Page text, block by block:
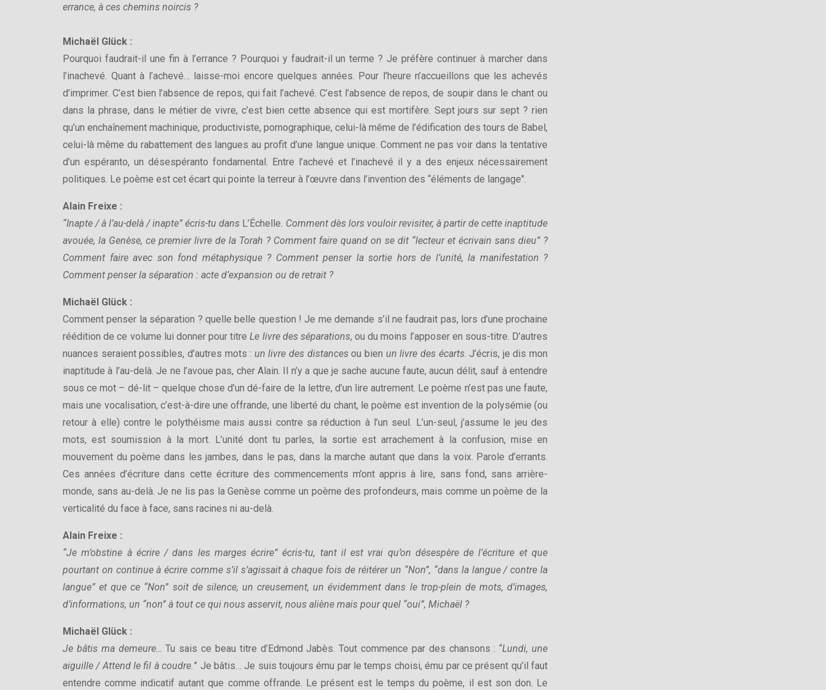
errance, à ces chemins noircis ?
Michaël Glück :
Pourquoi faudrait-il une fin à l’errance ? Pourquoi y faudrait-il un terme ? Je préfère continuer à marcher dans
l’inachevé. Quant à l’achevé… laisse-moi encore quelques années. Pour l’heure n’accueillons que les achevés
d’imprimer. C’est bien l’absence de repos, qui fait l’achevé. C’est l’absence de repos, de soupir dans le chant ou
dans la phrase, dans le métier de vivre, c’est bien cette absence qui est mortifère. Sept jours sur sept ? rien
qu’un enchaînement machinique, productiviste, pornographique, celui-là même de l’édification des tours de Babel,
celui-là même du rabattement des langues au profit d’une langue unique. Comment ne pas voir dans la tentative
d’un espéranto, un désespéranto fondamental. Entre l’achevé et l’inachevé il y a des enjeux nécessairement
politiques. Le poème est cet écart qui pointe la terreur à l’œuvre dans l’invention des “éléments de langage".
Alain Freixe :
“Inapte / à l’au-delà / inapte” écris-tu dans L’Échelle. Comment dès lors vouloir revisiter, à partir de cette inaptitude
avouée, la Genèse, ce premier livre de la Torah ? Comment faire quand on se dit “lecteur et écrivain sans dieu” ?
Comment faire avec son fond métaphysique ? Comment penser la sortie hors de l’unité, la manifestation ?
Comment penser la séparation : acte d’expansion ou de retrait ?
Michaël Glück :
Comment penser la séparation ? quelle belle question ! Je me demande s’il ne faudrait pas, lors d’une prochaine
réédition de ce volume lui donner pour titreLe livre des séparations, ou du moins l’apposer en sous-titre. D’autres
nuances seraient possibles, d’autres mots : un livre des distancesou bien un livre des écarts. J’écris, je dis mon
inaptitude à l’au-delà. Je ne l’avoue pas, cher Alain. Il n’y a que je sache aucune faute, aucun délit, sauf à entendre
sous ce mot – dé-lit – quelque chose d’un dé-faire de la lettre, d’un lire autrement. Le poème n’est pas une faute,
mais une vocalisation, c’est-à-dire une offrande, une liberté du chant, le poème est invention de la polysémie (ou
retour à elle) contre le polythéisme mais aussi contre sa réduction à l’un seul. L’un-seul, j’assume le jeu des
mots, est soumission à la mort. L’unité dont tu parles, la sortie est arrachement à la confusion, mise en
mouvement du poème dans les jambes, dans le pas, dans la marche autant que dans la voix. Parole d’errants.
Ces années d’écriture dans cette écriture des commencements m’ont appris à lire, sans fond, sans arrière-
monde, sans au-delà. Je ne lis pas la Genèse comme un poème des profondeurs, mais comme un poème de la
verticalité du face à face, sans racines ni au-delà.
Alain Freixe :
“Je m’obstine à écrire / dans les marges écrire” écris-tu, tant il est vrai qu’on désespère de l’écriture et que
pourtant on continue à écrire comme s’il s’agissait à chaque fois de réitérer un “Non”, “dans la langue / contre la
langue” et que ce “Non” soit de silence, un creusement, un évidemment dans le trop-plein de mots, d’images,
d’informations, un “non” à tout ce qui nous asservit, nous aliène mais pour quel “oui”, Michaël ?
Michaël Glück :
Je bâtis ma demeure… Tu sais ce beau titre d’Edmond Jabès. Tout commence par des chansons : “Lundi, une
aiguille / Attend le fil à coudre.” Je bâtis… Je suis toujours ému par le temps choisi, ému par ce présent qu’il faut
entendre comme indicatif autant que comme offrande. Le présent est le temps du poème, il est son don. Le